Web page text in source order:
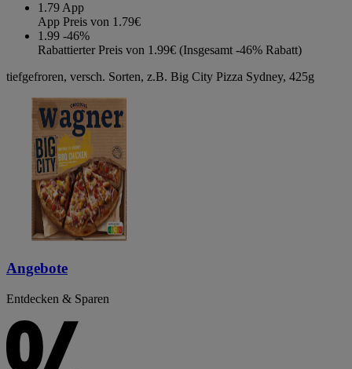
1.79 App
App Preis von 1.79€
1.99 -46%
Rabattierter Preis von 1.99€ (Insgesamt -46% Rabatt)
tiefgefroren, versch. Sorten, z.B. Big City Pizza Sydney, 425g
Angebote
Entdecken & Sparen